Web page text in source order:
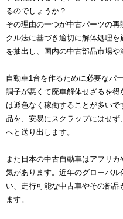
るのでしょうか？
その理由の一つが中古パーツの
クル法に基づき適切に解体処理
を抽出し、国内の中古部品市場や
自動車1台を作るために必要なパ
調子が悪くて廃車解体せざるを
は遜色なく稼働することが多い
品を、安易にスクラップにはせ
へと送り出します。
また日本の中古自動車はアフリ
気があります。近年のグローバ
い、走行可能な中古車やその部
ます。